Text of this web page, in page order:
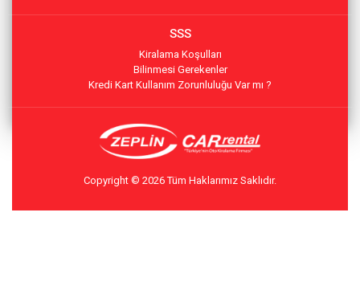
SSS
Kiralama Koşulları
Bilinmesi Gerekenler
Kredi Kart Kullanım Zorunluluğu Var mı ?
Copyright © 2026 Tüm Haklarımız Saklıdır.